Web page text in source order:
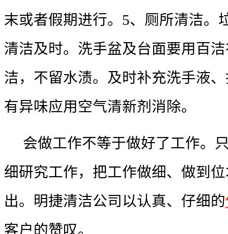
末或者假期进行。 5、厕所清洁。
清洁及时。洗手盆及台面要用百
洁，不留水渍。及时补充洗手液
有异味应用空气清新剂消除。
会做工作不等于做好了工作。
细研究工作，把工作做细、做到
出。明捷清洁公司以认真、仔细的
客户的赞叹。